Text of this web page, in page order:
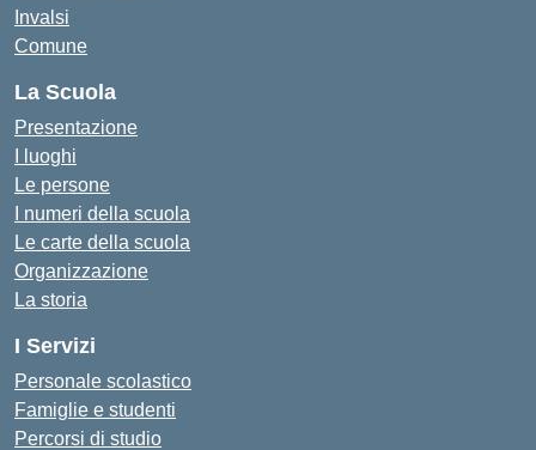
Invalsi
Comune
La Scuola
Presentazione
I luoghi
Le persone
I numeri della scuola
Le carte della scuola
Organizzazione
La storia
I Servizi
Personale scolastico
Famiglie e studenti
Percorsi di studio